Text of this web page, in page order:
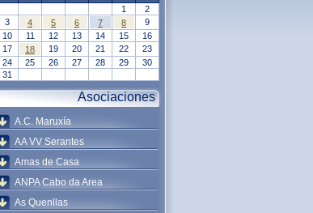
1
2
3
4 5 6 7 8
9
10
11 12 13 14 15
16
17
18 19 20 21 22
23
24
25 26 27 28 29
30
31
Asociaciones
A.C. Maruxía
AA VV Serantes
Amas de Casa
ANPA Cabo da Area
As Quenllas